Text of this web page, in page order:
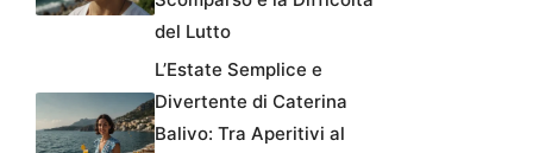
del Lutto
L’Estate Semplice e
Divertente di Caterina
Balivo: Tra Aperitivi al